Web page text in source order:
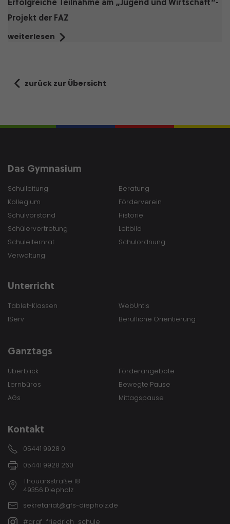
Erfolgreiche Teilnahme am „Jugend und Wirtschaft“-
Projekt der FAZ
weiterlesen
zurück zur Übersicht
Das Gymnasium
Schulleitung
Kollegium
Schulvorstand
Schülervertretung
Schulelternrat
Verwaltung
Beratung
Förderverein
Historie
Leitbild
Schulordnung
Unterricht
Tablet-Klassen
IServ
WebUntis
Berufliche Orientierung
Ganztags
Überblick
Lernbüros
AGs
Förderangebote
Bewegte Pause
Mittagspause
Kontakt
05441 9928 0
05441 9928 260
Thouarsstraße 18
49356 Diepholz
sekretariat@gfs-diepholz.de
#graf_friedrich_schule